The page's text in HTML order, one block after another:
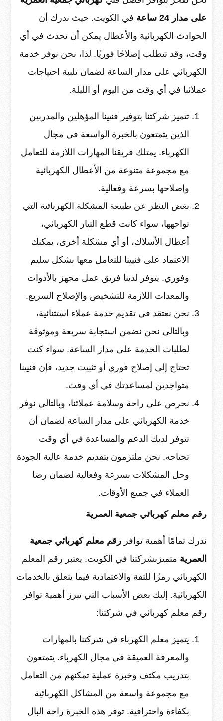
على مدار 24 ساعة
في الكويت. حيث ندرك أن
الحوادث الكهربائية والأعطال يمكن أن تحدث في أي
وقت، وقد تتطلب إصلاحًا فوريًا. لذا، نحن نوفر خدمة
الكهربائي على مدار الساعة لضمان تلبية احتياجات
عملائنا في أي وقت من اليوم أو الليلة.
تتميز شركتنا بتوفير فنيينا المؤهلين والمدربين
الذين يتمتعون بالخبرة الواسعة في مجال
الكهرباء. يمتلك فريقنا المهارات اللازمة للتعامل
مع مجموعة متنوعة من الأعطال الكهربائية
وإصلاحها بسرعة وفعالية.
بغض النظر عن طبيعة المشكلة الكهربائية التي
تواجهها، سواء كانت قطع التيار الكهربائي،
أعطال الأسلاك، أو أي مشكلة أخرى، يمكنك
الاعتماد على فنيينا للتعامل معها بشكل سليم
وفوري. يتوفر لدينا فريق عمل مجهز بالأدوات
والمعدات اللازمة للتشخيص والإصلاح السريع.
نحن نعتقد في تقديم خدمة عملاء استثنائية،
وبالتالي نحن نضمن استجابة سريعة وموثوقة
لطلبات الخدمة على مدار الساعة. سواء كنت
تحتاج إلى إصلاح فوري أو تثبيت جديد، فإن فنيينا
متواجدين لمساعدتك في أي وقت.
نحرص على راحة وسلامة عملائنا، وبالتالي نوفر
خدمة الكهربائي على مدار الساعة لضمان أن
تتوفر لديك الدعم والمساعدة في أي وقت
تحتاجه. نحن ملتزمون بتقديم خدمة عالية الجودة
وحل المشكلات بسرعة وفعالية لضمان رضا
العملاء في جميع الأوقات.
رقم معلم كهربائي جمعية العمرية
ندرك تمامًا أهمية توافر رقم معلم كهربائي جمعية
العمرية متميزبشركتنا في الكويت. يعتبر رقم المعلم
الكهربائي رمزًا للثقة والاعتمادية فيما يتعلق بالخدمات
الكهربائية. إليك بعض الأسباب التي تبرز أهمية توافر
رقم معلم كهربائي في شركتنا:
يتميز معلم الكهرباء في شركتنا بالمهارات
والمعرفة العميقة في مجال الكهرباء. يتمتعون
بتدريب مكثف وخبرة عملية تمكنهم من التعامل
مع مجموعة واسعة من المشاكل الكهربائية
بكفاءة واحترافية. توفر هذه الخبرة راحة البال